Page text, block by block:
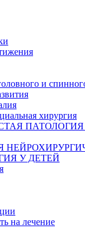
и
хирургия
У ДЕТЕЙ
на лечение